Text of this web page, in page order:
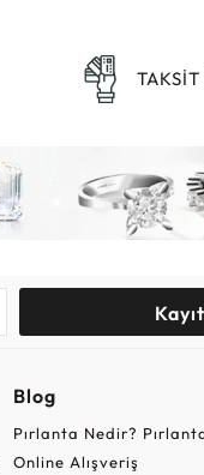
Blog
Pırlanta Nedir?
Online Alışveriş